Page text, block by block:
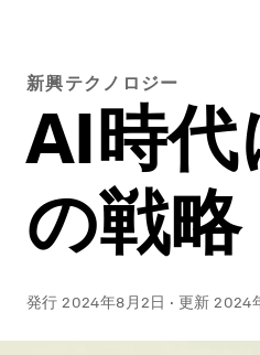
新興テクノロジー
AI時代
の戦略
発行2024年8月2日 ·更新2024